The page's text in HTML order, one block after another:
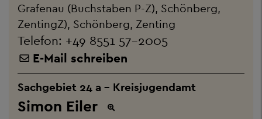
Grafenau (Buchstaben P-Z), Schönberg,
ZentingZ), Schönberg, Zenting
Telefon: +49 8551 57-2005
E-Mail schreiben
Sachgebiet 24 a - Kreisjugendamt
Simon Eiler